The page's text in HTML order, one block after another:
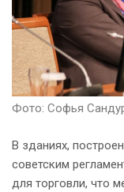
Фото: Софья
В зданиях,
советским
для торговли, что